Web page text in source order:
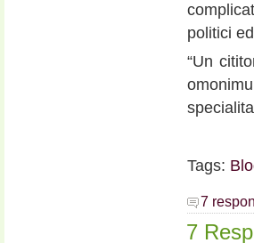
politici
“Un
Tags:
7
7